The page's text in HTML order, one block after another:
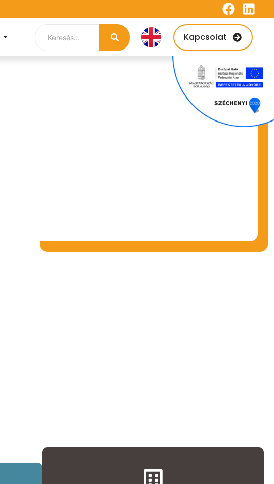
Kapcsolat